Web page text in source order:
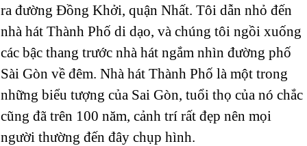
ra đường Đồng Khởi, quận Nhất. Tôi dẫn nhỏ đến
nhà hát Thành Phố di dạo, và chúng tôi ngồi xuống
các bậc thang trước nhà hát ngắm nhìn đường phố
Sài Gòn về đêm. Nhà hát Thành Phố là một trong
những biểu tượng của Sai Gòn, tuổi thọ của nó chắc
cũng đã trên 100 năm, cảnh trí rất đẹp nên mọi
người thường đến đây chụp hình.